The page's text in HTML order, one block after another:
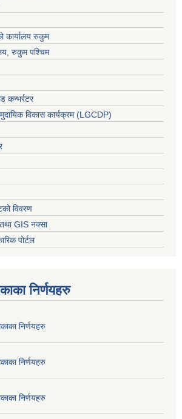
कार्यालय रुकुम
रुकुम पश्चिम
कन्भर्रटर
विकास कार्यक्रम (LGCDP)
विवरण
GIS नक्सा
पोर्टल
निर्णयहरु
निर्णयहरु
निर्णयहरु
निर्णयहरु